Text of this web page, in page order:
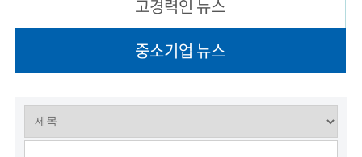
과
고경력인 뉴스
중소기업 뉴스